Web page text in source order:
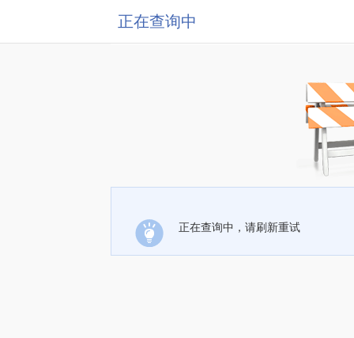
正在查询中
正在查询中，请刷新重试